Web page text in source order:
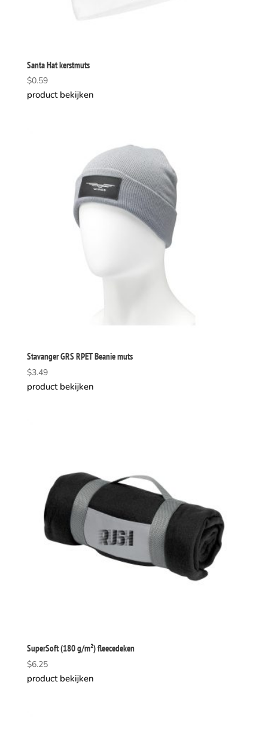
Santa Hat kerstmuts
$0.59
product bekijken
Stavanger GRS RPET Beanie muts
$3.49
product bekijken
SuperSoft (180 g/m²) fleecedeken
$6.25
product bekijken